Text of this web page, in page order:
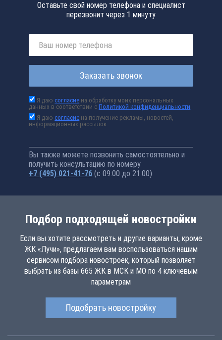
Оставьте свой номер телефона и специалист
перезвонит через 1 минуту
Заказать звонок
Я даюсогласие на обработку моих персональных
данных в соответствии сПолитикой конфиденциальности
Я даюсогласие на получение рекламы, новостей,
информационных рассылок
Вы также можете позвонить самостоятельно и
получить консультацию по номеру
+7 (495) 021-41-76 (с 09:00 до 21:00)
Подбор подходящей новостройки
Если вы хотите рассмотреть и другие варианты, кроме
ЖК «Лучи», предлагаем вам воспользоваться нашим
сервисом подбора новостроек, который позволяет
выбрать из базы 665 ЖК в МСК и МО по 4 ключевым
параметрам
Подобрать новостройку